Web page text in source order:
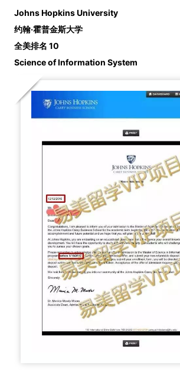
Johns Hopkins University
约翰·霍普金斯大学
全美排名 10
Science of Information System